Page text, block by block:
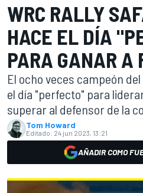
WRC RALLY
HACE EL DÍA
PARA GANAR A
El ocho veces campeón
el día "perfecto" para
superar al defensor de la
Tom Howard
Editado: 24 jun 2023, 13:21
AÑADIR COMO